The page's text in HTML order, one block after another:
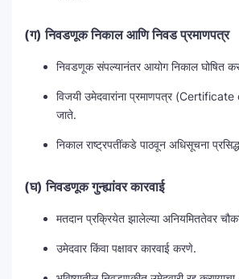
(ग) निवडणूक निकाल आणि निवड प्रमाणपत्र
निवडणूक संपल्यानंतर आयोग निकाल घोषित
विजयी उमेदवारांना प्रमाणपत्र
जाते.
निकाल राष्ट्रपतींकडे पाठवून अधिसूचना
(घ) निवडणूक गुन्ह्यांवर कारवाई
मतदान प्रक्रियेत झालेल्या अनियमिततेवर
उमेदवार किंवा पक्षावर कारवाई करणे.